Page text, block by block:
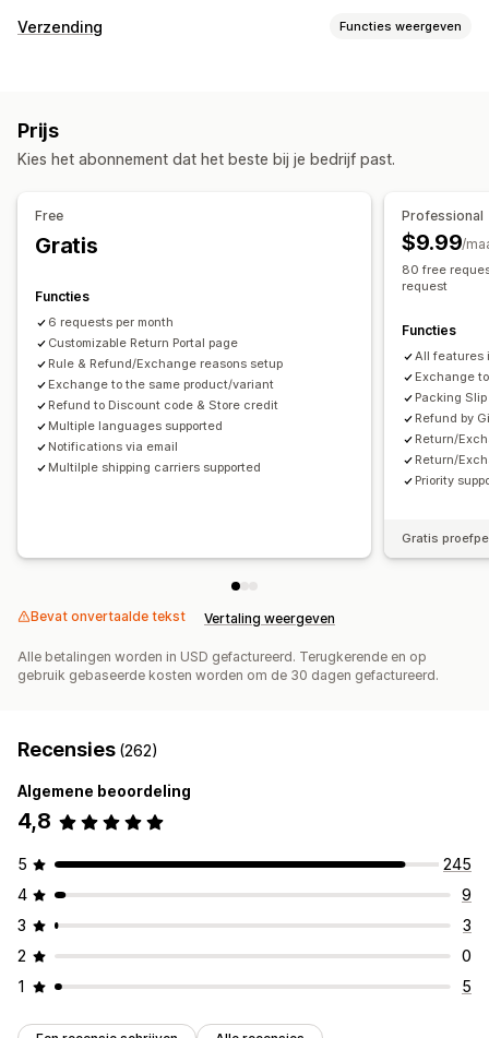
Retouropties
Retourbeheer
Aangepast beleid
Retourperioden
Aangepaste branding
Voorraadupdates
Verzending Functies weergeven
Zendingen beheren
Prijs
Kies het abonnement dat het beste bij je bedrijf past.
Free
Gratis
Functies
6 requests per month
Customizable Return Portal page
Rule & Refund/Exchange reasons setup
Exchange to the same product/variant
Refund to Discount code & Store credit
Multiple languages supported
Notifications via email
Multilple shipping carriers supported
Professional
$9.99/
80 free
request
Functies
All features
Exchange
Packing
Refund by
Return/
Return/
Priority
Gratis
Bevat onvertaalde tekst Vertaling weergeven
Alle betalingen worden in USD gefactureerd. Terugkerende en op
gebruik gebaseerde kosten worden om de 30 dagen gefactureerd.
Recensies (262)
Algemene beoordeling
4,8
5
245
4
9
3
3
2
0
1
5